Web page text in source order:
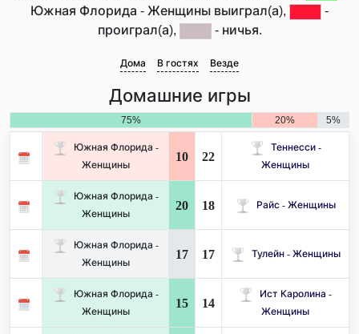
Южная Флорида - Женщины выиграл(а),
-
проиграл(а),
- ничья.
Дома В гостях Везде
Домашние игры
75% 20% 5%
Южная Флорида -
Женщины
10 22
Теннесси -
Женщины
Южная Флорида -
Женщины
20 18 Райс - Женщины
Южная Флорида -
Женщины
17 17 Тулейн - Женщины
Южная Флорида -
Женщины
15 14
Ист Каролина -
Женщины